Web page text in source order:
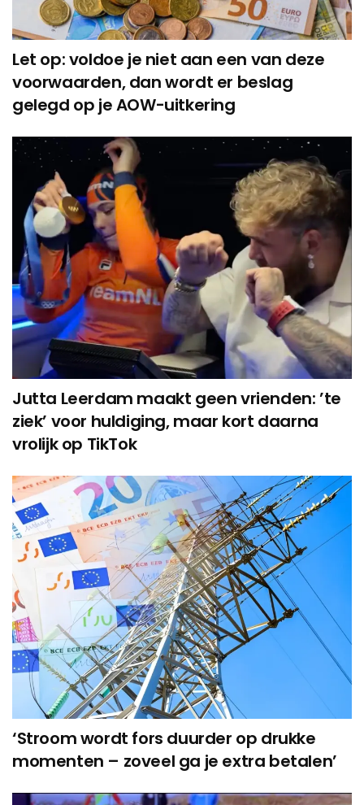
Let op: voldoe je niet aan een van deze
voorwaarden, dan wordt er beslag
gelegd op je AOW-uitkering
Jutta Leerdam maakt geen vrienden: ’te
ziek’ voor huldiging, maar kort daarna
vrolijk op TikTok
‘Stroom wordt fors duurder op drukke
momenten – zoveel ga je extra betalen’